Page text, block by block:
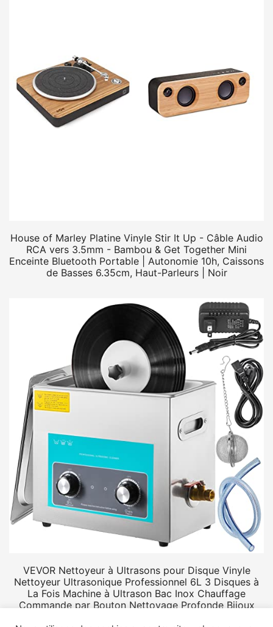
House of Marley Platine Vinyle Stir It Up - Câble Audio
RCA vers 3.5mm - Bambou & Get Together Mini
Enceinte Bluetooth Portable | Autonomie 10h, Caissons
de Basses 6.35cm, Haut-Parleurs | Noir
VEVOR Nettoyeur à Ultrasons pour Disque Vinyle
Nettoyeur Ultrasonique Professionnel 6L 3 Disques à
La Fois Machine à Ultrason Bac Inox Chauffage
Commande par Bouton Nettoyage Profonde Bijoux